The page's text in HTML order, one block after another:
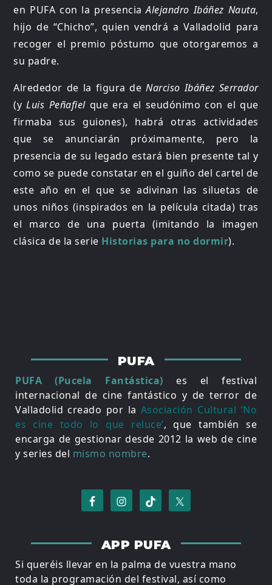
en PUFA con la presencia Alejandro Ibáñez Nauta,
hijo de “Chicho”, quien vendrá a Valladolid para
recoger el premio póstumo que otorgaremos a
su padre.
Alrededor de la figura deNarciso Ibáñez Serrador
(yLuis Peñafielque era el seudónimo con el que
firmaba sus guiones), habrá otras actividades
que se anunciarán próximamente, pero la
presencia de su legado estará bien presente tal y
como se puede constatar en el guiño del cartel de
este año en el que se adivinan las siluetas de
unos niños (inspirados en la película citada) tras
el marco de una puerta (imitando la imagen
clásica de la serie Historias para no dormir).
PUFA
PUFA (Pucela Fantástica) es el festival
internacional de cine fantástico y de terror de
Valladolid creado por la Asociación Cultural ‘No
es cine todo lo que reluce’, que también se
encarga de gestionar desde 2012 la web de cine
y series del mismo nombre.
APP PUFA
Si queréis llevar en la palma de vuestra mano
toda la programación del festival, así como